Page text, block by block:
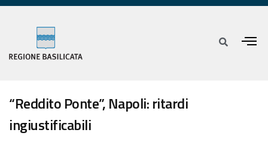
“Reddito Ponte”, Napoli: ritardi
ingiustificabili